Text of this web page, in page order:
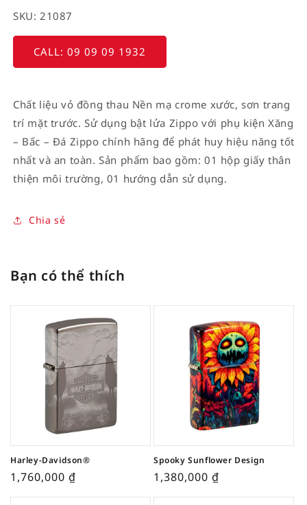
SKU: 21087
CALL: 09 09 09 1932
Chất liệu vỏ đồng thau Nền mạ crome xước, sơn trang
trí mặt trước. Sử dụng bật lửa Zippo với phụ kiện Xăng
– Bấc – Đá Zippo chính hãng để phát huy hiệu năng tốt
nhất và an toàn. Sản phẩm bao gồm: 01 hộp giấy thân
thiện môi trường, 01 hướng dẫn sử dụng.
Chia sẻ
Bạn có thể thích
Harley-Davidson®
1,760,000 ₫
Spooky Sunflower Design
1,380,000 ₫